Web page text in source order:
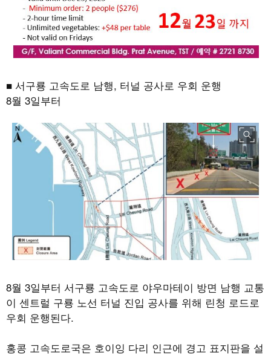
■ 서구룡 고속도로 남행, 터널 공사로 우회 운행
8월 3일부터
8월 3일부터 서구룡 고속도로 야우마테이 방면 남행 교통
이 센트럴 구룡 노선 터널 진입 공사를 위해 린청 로드로
우회 운행된다.
홍콩 고속도로국은 호이잉 다리 인근에 경고 표지판을 설